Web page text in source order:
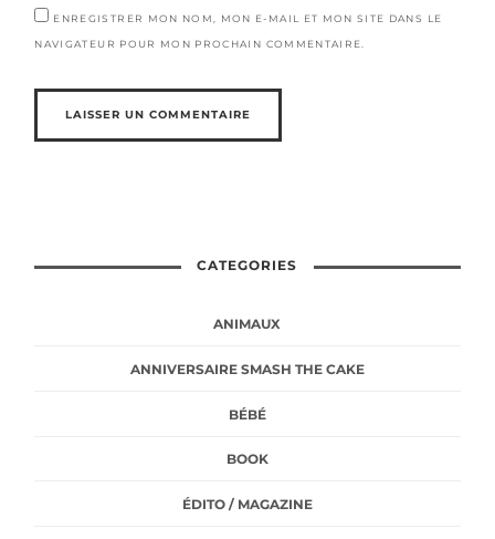
ENREGISTRER MON NOM, MON E-MAIL ET MON SITE DANS LE
NAVIGATEUR POUR MON PROCHAIN COMMENTAIRE.
CATEGORIES
ANIMAUX
ANNIVERSAIRE SMASH THE CAKE
BÉBÉ
BOOK
ÉDITO / MAGAZINE